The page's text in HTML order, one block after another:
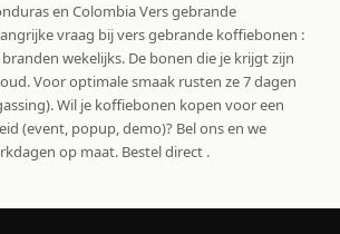
en Colombia Vers gebrande
vraag bij vers gebrande koffiebonen :
branden wekelijks. De bonen die je krijgt zijn
Voor optimale smaak rusten ze 7 dagen
Wil je koffiebonen kopen voor een
(event, popup, demo)? Bel ons en we
op maat. Bestel direct .